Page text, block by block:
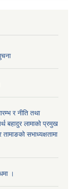
र नीति तथा
बहादुर लामाको प्रमुख
सभाध्यक्षतामा
।